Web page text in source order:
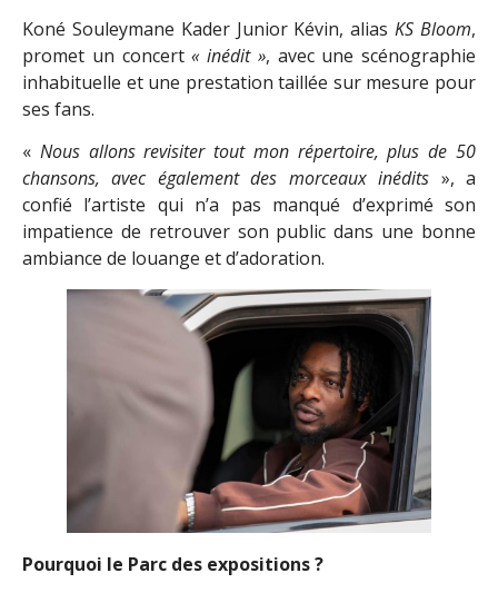
Koné Souleymane Kader Junior Kévin, aliasKS Bloom,
promet un concert« inédit », avec une scénographie
inhabituelle et une prestation taillée sur mesure pour
ses fans.
« Nous allons revisiter tout mon répertoire, plus de 50
chansons, avec également des morceaux inédits », a
confié l’artiste qui n’a pas manqué d’exprimé son
impatience de retrouver son public dans une bonne
ambiance de louange et d’adoration.
Pourquoi le Parc des expositions ?